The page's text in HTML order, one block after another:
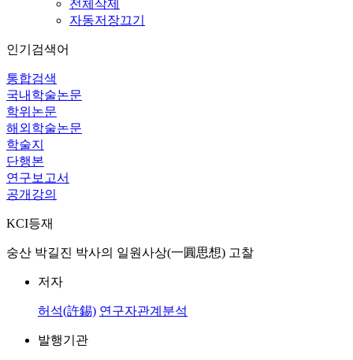
전체삭제
자동저장끄기
인기검색어
통합검색
국내학술논문
학위논문
해외학술논문
학술지
단행본
연구보고서
공개강의
KCI등재
숭산 박길진 박사의 일원사상(一圓思想) 고찰
저자
허석(許錫) 연구자관계분석
발행기관